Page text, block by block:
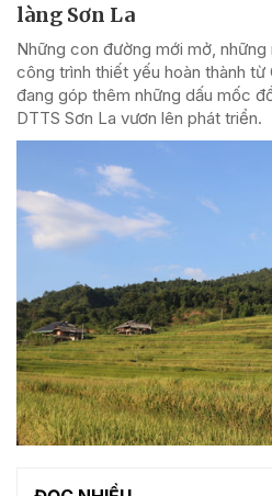
làng Sơn La
Những con đường mới mở, những
công trình thiết yếu hoàn thành từ
đang góp thêm những dấu mốc
DTTS Sơn La vươn lên phát triển.